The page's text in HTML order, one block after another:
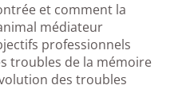
et comment la
médiateur
professionnels
troubles de la mémoire
des troubles